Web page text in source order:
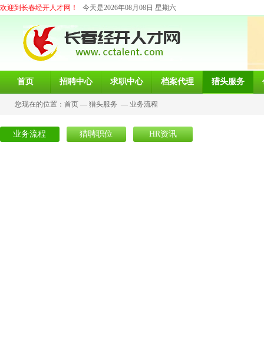
欢迎到长春经开人才网！ 今天是2026年08月08日 星期六
首页 招聘中心 求职中心 档案代理 猎头服务
您现在的位置： 首页 — 猎头服务 — 业务流程
业务流程 猎聘职位 HR资讯